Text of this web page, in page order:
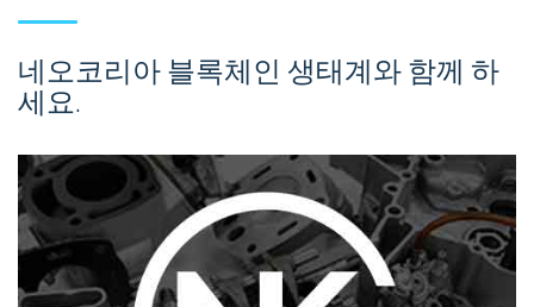
네오코리아 블록체인 생태계와 함께 하
세요.